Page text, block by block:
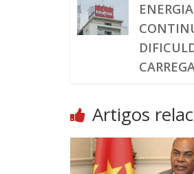
Artigos